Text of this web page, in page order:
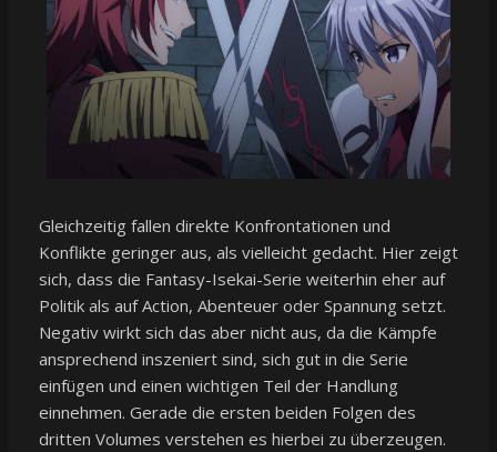
Gleichzeitig fallen direkte Konfrontationen und
Konflikte geringer aus, als vielleicht gedacht. Hier zeigt
sich, dass die Fantasy-Isekai-Serie weiterhin eher auf
Politik als auf Action, Abenteuer oder Spannung setzt.
Negativ wirkt sich das aber nicht aus, da die Kämpfe
ansprechend inszeniert sind, sich gut in die Serie
einfügen und einen wichtigen Teil der Handlung
einnehmen. Gerade die ersten beiden Folgen des
dritten Volumes verstehen es hierbei zu überzeugen.